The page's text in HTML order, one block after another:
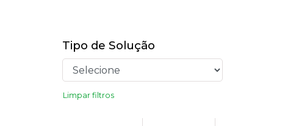
Tipo de Solução
Limpar filtros